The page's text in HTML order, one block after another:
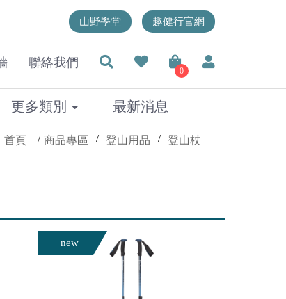
山野學堂 趣健行官網
聯絡我們
0
更多類別 最新消息
首頁 商品專區 登山用品 登山杖
new